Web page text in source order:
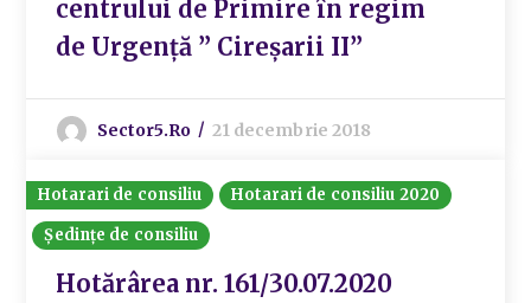
centrului de Primire în regim
de Urgență ” Cireșarii II”
Sector5.ro 21 decembrie 2018
Hotarari de consiliu
Hotarari de consiliu 2020
Ședințe de consiliu
Hotărârea nr. 161/30.07.2020